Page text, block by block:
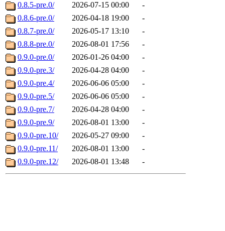
0.8.5-pre.0/
2026-07-15 00:00
-
0.8.6-pre.0/
2026-04-18 19:00
-
0.8.7-pre.0/
2026-05-17 13:10
-
0.8.8-pre.0/
2026-08-01 17:56
-
0.9.0-pre.0/
2026-01-26 04:00
-
0.9.0-pre.3/
2026-04-28 04:00
-
0.9.0-pre.4/
2026-06-06 05:00
-
0.9.0-pre.5/
2026-06-06 05:00
-
0.9.0-pre.7/
2026-04-28 04:00
-
0.9.0-pre.9/
2026-08-01 13:00
-
0.9.0-pre.10/
2026-05-27 09:00
-
0.9.0-pre.11/
2026-08-01 13:00
-
0.9.0-pre.12/
2026-08-01 13:48 -